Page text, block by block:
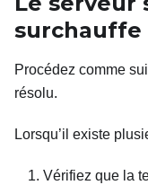
surchauffe
Procédez comme
résolu.
Lorsqu’il existe
Vérifiez que la